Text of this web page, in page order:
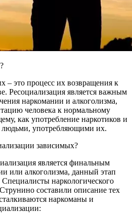
– это процесс их возвращения к
Ресоциализация является важным
наркомании и алкоголизма,
человека к нормальному
как употребление наркотиков и
людьми, употребляющими их.
зависимых?
является финальным
или алкоголизма, данный этап
наркологического
составили описание тех
наркоманы и